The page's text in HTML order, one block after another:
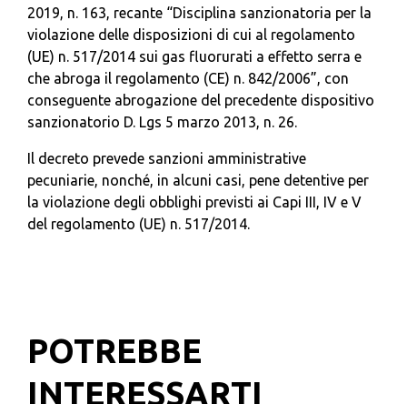
2019, n. 163, recante “Disciplina sanzionatoria per la
violazione delle disposizioni di cui al regolamento
(UE) n. 517/2014 sui gas fluorurati a effetto serra e
che abroga il regolamento (CE) n. 842/2006”, con
conseguente abrogazione del precedente dispositivo
sanzionatorio D. Lgs 5 marzo 2013, n. 26.
Il decreto prevede sanzioni amministrative
pecuniarie, nonché, in alcuni casi, pene detentive per
la violazione degli obblighi previsti ai Capi III, IV e V
del regolamento (UE) n. 517/2014.
POTREBBE
INTERESSARTI